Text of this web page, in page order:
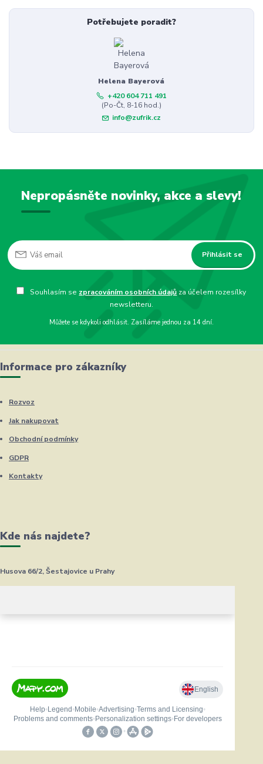
Potřebujete poradit?
Helena Bayerová
+420 604 711 491
(Po-Čt, 8-16 hod.)
info@zufrik.cz
Nepropásněte novinky, akce a slevy!
Přihlásit se
Souhlasím se zpracováním osobních údajů za účelem rozesílky
newsletteru.
Můžete se kdykoli odhlásit. Zasíláme jednou za 14 dní.
Informace pro zákazníky
Rozvoz
Jak nakupovat
Obchodní podmínky
GDPR
Kontakty
Kde nás najdete?
Husova 66/2, Šestajovice u Prahy